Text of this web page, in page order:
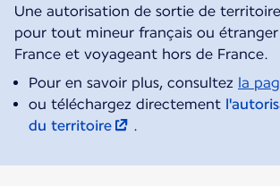
Une autorisation de sortie de
pour tout mineur français ou
Pour en savoir plus, consultez la
ou téléchargez directement
du territoire
.